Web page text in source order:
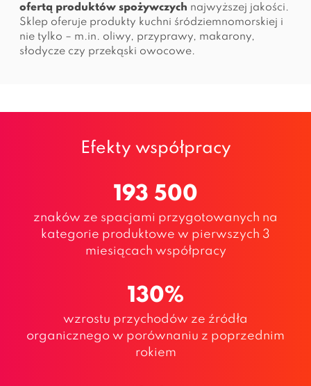
ofertą produktów spożywczych najwyższej jakości.
Sklep oferuje produkty kuchni śródziemnomorskiej i
nie tylko – m.in. oliwy, przyprawy, makarony,
słodycze czy przekąski owocowe.
Efekty współpracy
193 500
znaków ze spacjami przygotowanych na
kategorie produktowe w pierwszych 3
miesiącach współpracy
130%
wzrostu przychodów ze źródła
organicznego w porównaniu z poprzednim
rokiem